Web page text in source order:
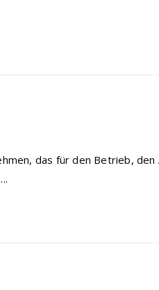
das für den Betrieb, den